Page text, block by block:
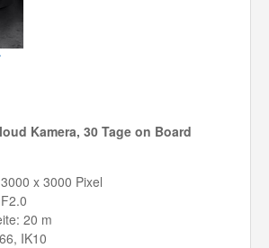
Kamera, 30 Tage on Board
x 3000 Pixel
20 m
IK10